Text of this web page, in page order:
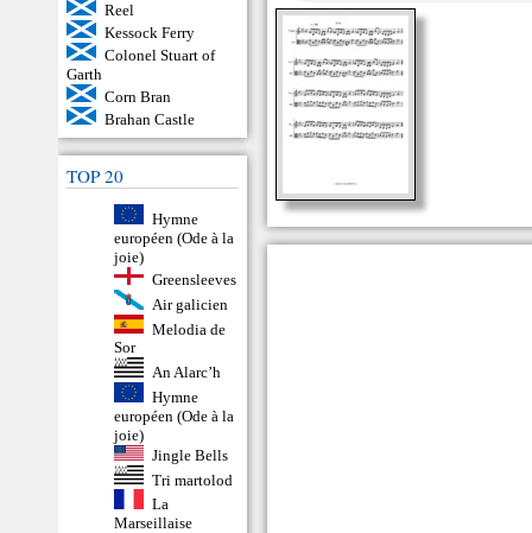
Reel
Kessock Ferry
Colonel Stuart of
Garth
Corn Bran
Brahan Castle
TOP 20
Hymne
européen (Ode à la
joie)
Greensleeves
Air galicien
Melodia de
Sor
An Alarc’h
Hymne
européen (Ode à la
joie)
Jingle Bells
Tri martolod
La
Marseillaise